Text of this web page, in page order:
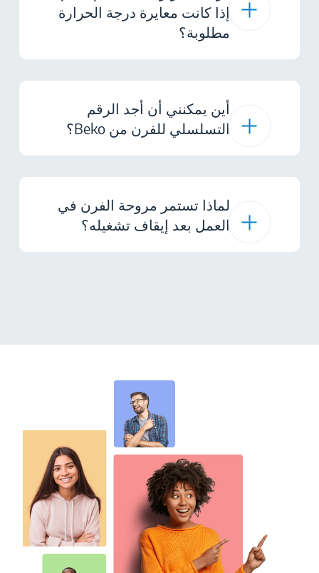
إذا كانت معايرة درجة الحرارة
مطلوبة؟
أين يمكنني أن أجد الرقم
التسلسلي للفرن من Beko؟
لماذا تستمر مروحة الفرن في
العمل بعد إيقاف تشغيله؟